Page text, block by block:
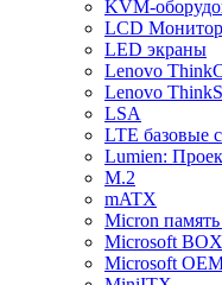
KVM-
LCD
LED экраны
Lenovo
Lenovo
LSA
LTE базовые
Lumien:
M.2
mATX
Micron память
Microsoft BOX
Microsoft